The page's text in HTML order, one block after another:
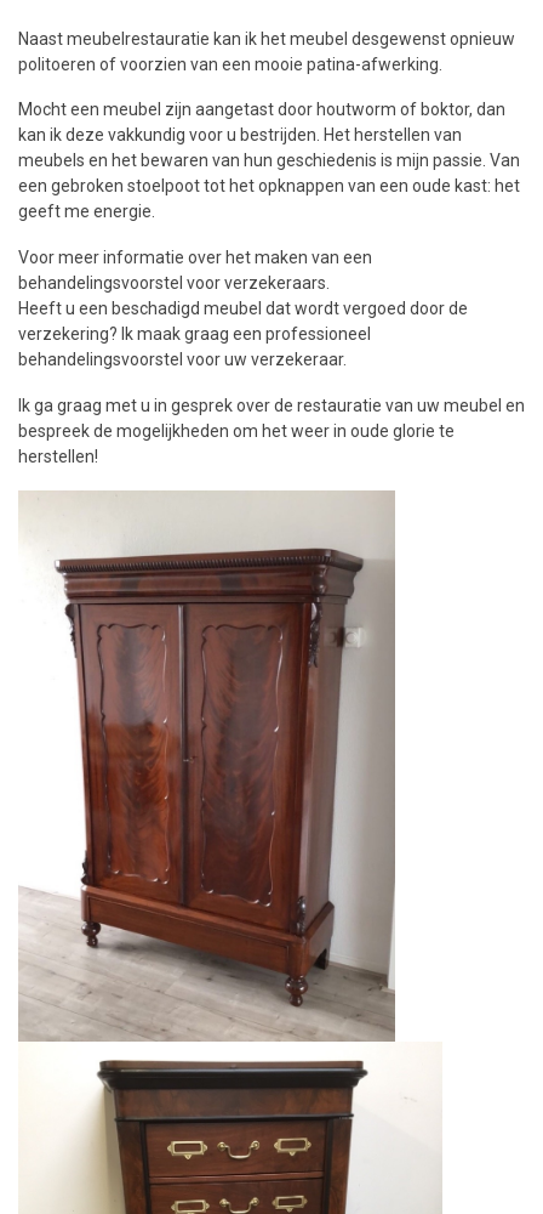
Naast meubelrestauratie kan ik het meubel desgewenst opnieuw
politoeren of voorzien van een mooie patina-afwerking.
Mocht een meubel zijn aangetast door houtworm of boktor, dan
kan ik deze vakkundig voor u bestrijden. Het herstellen van
meubels en het bewaren van hun geschiedenis is mijn passie. Van
een gebroken stoelpoot tot het opknappen van een oude kast: het
geeft me energie.
Voor meer informatie over het maken van een
behandelingsvoorstel voor verzekeraars.
Heeft u een beschadigd meubel dat wordt vergoed door de
verzekering? Ik maak graag een professioneel
behandelingsvoorstel voor uw verzekeraar.
Ik ga graag met u in gesprek over de restauratie van uw meubel en
bespreek de mogelijkheden om het weer in oude glorie te
herstellen!